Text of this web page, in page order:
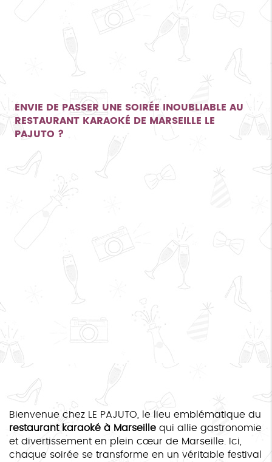
ENVIE DE PASSER UNE SOIRÉE INOUBLIABLE AU
RESTAURANT KARAOKÉ DE MARSEILLE LE
PAJUTO ?
Bienvenue chez LE PAJUTO, le lieu emblématique du
restaurant karaoké à Marseille qui allie gastronomie
et divertissement en plein cœur de Marseille. Ici,
chaque soirée se transforme en un véritable festival